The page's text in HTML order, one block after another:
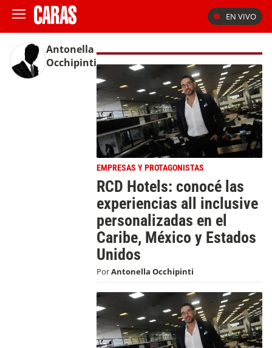
EN VIVO
Antonella
Occhipinti
EMPRESAS Y PROTAGONISTAS
RCD Hotels: conocé las
experiencias all inclusive
personalizadas en el
Caribe, México y Estados
Unidos
PorAntonella Occhipinti